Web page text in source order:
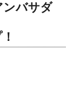
ンバサダ